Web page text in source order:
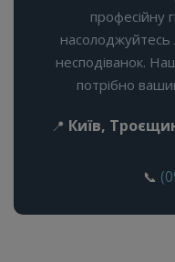
професійну
насолоджуйтесь
несподіванок.
потрібно
📍 Київ,
📞